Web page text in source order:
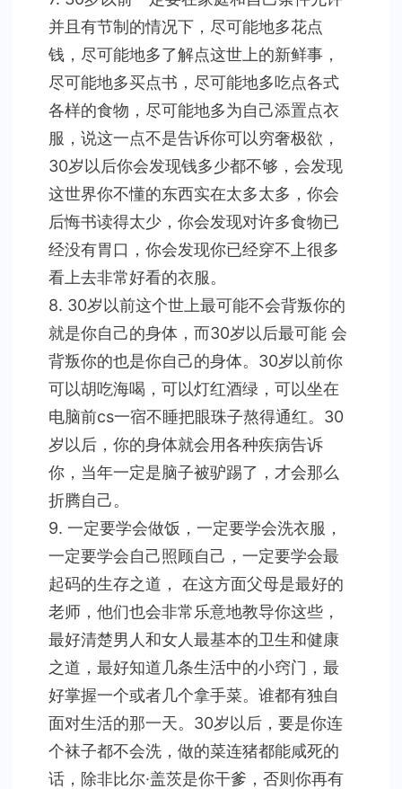
并且有节制的情况下，尽可能地多花点
钱，尽可能地多了解点这世上的新鲜事，
尽可能地多买点书，尽可能地多吃点各式
各样的食物，尽可能地多为自己添置点衣
服，说这一点不是告诉你可以穷奢极欲，
30岁以后你会发现钱多少都不够，会发现
这世界你不懂的东西实在太多太多，你会
后悔书读得太少，你会发现对许多食物已
经没有胃口，你会发现你已经穿不上很多
看上去非常好看的衣服。
8. 30岁以前这个世上最可能不会背叛你的
就是你自己的身体，而30岁以后最可能 会
背叛你的也是你自己的身体。30岁以前你
可以胡吃海喝，可以灯红酒绿，可以坐在
电脑前cs一宿不睡把眼珠子熬得通红。30
岁以后，你的身体就会用各种疾病告诉
你，当年一定是脑子被驴踢了，才会那么
折腾自己。
9. 一定要学会做饭，一定要学会洗衣服，
一定要学会自己照顾自己，一定要学会最
起码的生存之道， 在这方面父母是最好的
老师，他们也会非常乐意地教导你这些，
最好清楚男人和女人最基本的卫生和健康
之道，最好知道几条生活中的小窍门，最
好掌握一个或者几个拿手菜。谁都有独自
面对生活的那一天。30岁以后，要是你连
个袜子都不会洗，做的菜连猪都能咸死的
话，除非比尔·盖茨是你干爹，否则你再有